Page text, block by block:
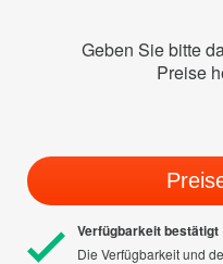
Geben Sie bitte
Preise
Verfügbarkeit bestätigt
Die Verfügbarkeit und